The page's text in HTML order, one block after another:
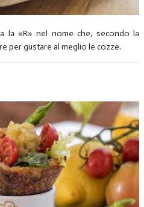
la «R» nel nome che, secondo la
per gustare al meglio le cozze.